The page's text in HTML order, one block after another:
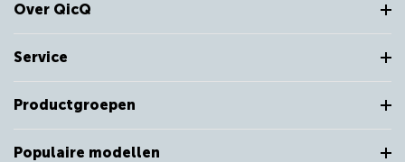
Over QicQ
Service
Productgroepen
Populaire modellen